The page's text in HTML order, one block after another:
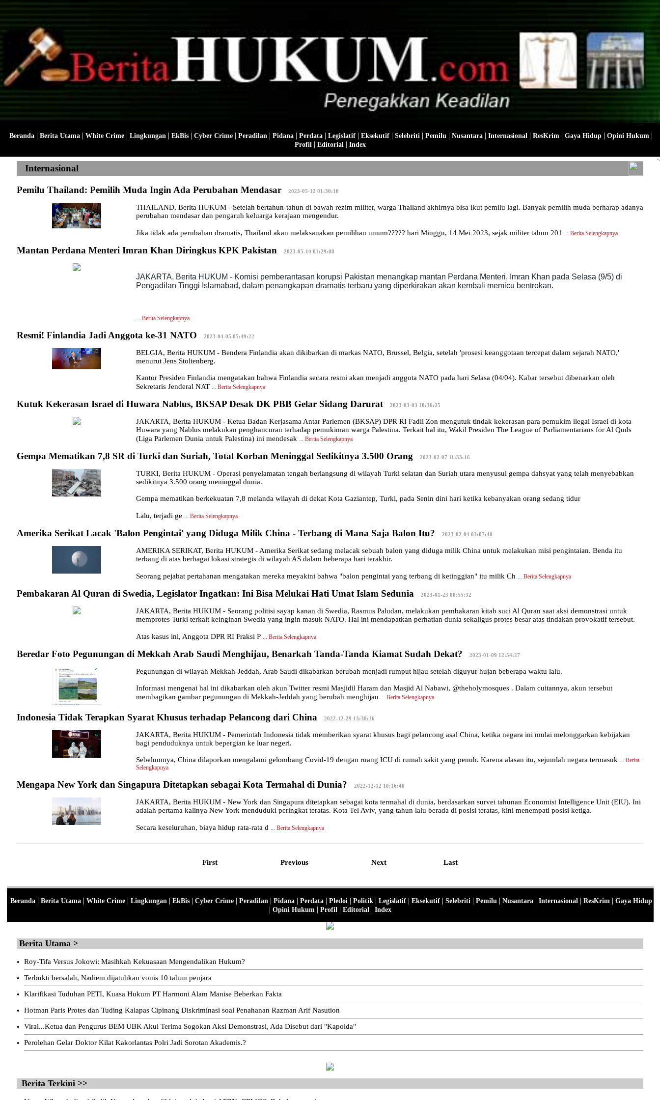
Beranda | Berita Utama | White Crime | Lingkungan | EkBis | Cyber Crime | Peradilan | Pidana | Perdata | Legislatif | Eksekutif | Selebriti | Pemilu | Nusantara | Internasional | ResKrim | Gaya Hidup | Opini Hukum |
Profil | Editorial | Index
Internasional
Pemilu Thailand: Pemilih Muda Ingin Ada Perubahan Mendasar 2023-05-12 01:30:10
THAILAND, Berita HUKUM - Setelah bertahun-tahun di bawah rezim militer, warga Thailand akhirnya bisa ikut pemilu lagi. Banyak pemilih muda berharap adanya
perubahan mendasar dan pengaruh keluarga kerajaan mengendur.
Jika tidak ada perubahan dramatis, Thailand akan melaksanakan pemilihan umum????? hari Minggu, 14 Mei 2023, sejak militer tahun 201 Berita Selengkapnya
Mantan Perdana Menteri Imran Khan Diringkus KPK Pakistan 2023-05-10 01:29:08
JAKARTA, Berita HUKUM - Komisi pemberantasan korupsi Pakistan menangkap mantan Perdana Menteri, Imran Khan pada Selasa (9/5) di
Pengadilan Tinggi Islamabad, dalam penangkapan dramatis terbaru yang diperkirakan akan kembali memicu bentrokan.
Berita Selengkapnya
Resmi! Finlandia Jadi Anggota ke-31 NATO 2023-04-05 05:49:22
BELGIA, Berita HUKUM - Bendera Finlandia akan dikibarkan di markas NATO, Brussel, Belgia, setelah 'prosesi keanggotaan tercepat dalam sejarah NATO,'
menurut Jens Stoltenberg.
Kantor Presiden Finlandia mengatakan bahwa Finlandia secara resmi akan menjadi anggota NATO pada hari Selasa (04/04). Kabar tersebut dibenarkan oleh
Sekretaris Jenderal NAT
Berita Selengkapnya
Kutuk Kekerasan Israel di Huwara Nablus, BKSAP Desak DK PBB Gelar Sidang Darurat 2023-03-03 10:36:25
JAKARTA, Berita HUKUM - Ketua Badan Kerjasama Antar Parlemen (BKSAP) DPR RI Fadli Zon mengutuk tindak kekerasan para pemukim ilegal Israel di kota
Huwara yang Nablus melakukan penghancuran terhadap pemukiman warga Palestina. Terkait hal itu, Wakil Presiden The League of Parliamentarians for Al Quds
(Liga Parlemen Dunia untuk Palestina) ini mendesak
Berita Selengkapnya
Gempa Mematikan 7,8 SR di Turki dan Suriah, Total Korban Meninggal Sedikitnya 3.500 Orang 2023-02-07 11:33:16
TURKI, Berita HUKUM - Operasi penyelamatan tengah berlangsung di wilayah Turki selatan dan Suriah utara menyusul gempa dahsyat yang telah menyebabkan
sedikitnya 3.500 orang meninggal dunia.
Gempa mematikan berkekuatan 7,8 melanda wilayah di dekat Kota Gaziantep, Turki, pada Senin dini hari ketika kebanyakan orang sedang tidur
Lalu, terjadi ge Berita Selengkapnya
Amerika Serikat Lacak 'Balon Pengintai' yang Diduga Milik China - Terbang di Mana Saja Balon Itu? 2023-02-04 03:07:48
AMERIKA SERIKAT, Berita HUKUM - Amerika Serikat sedang melacak sebuah balon yang diduga milik China untuk melakukan misi pengintaian. Benda itu
terbang di atas berbagai lokasi strategis di wilayah AS dalam beberapa hari terakhir.
Seorang pejabat pertahanan mengatakan mereka meyakini bahwa "balon pengintai yang terbang di ketinggian" itu milik Ch Berita Selengkapnya
Pembakaran Al Quran di Swedia, Legislator Ingatkan: Ini Bisa Melukai Hati Umat Islam Sedunia 2023-01-23 00:55:32
JAKARTA, Berita HUKUM - Seorang politisi sayap kanan di Swedia, Rasmus Paludan, melakukan pembakaran kitab suci Al Quran saat aksi demonstrasi untuk
memprotes Turki terkait keinginan Swedia yang ingin masuk NATO. Hal ini mendapatkan perhatian dunia sekaligus protes besar atas tindakan provokatif tersebut.
Atas kasus ini, Anggota DPR RI Fraksi P Berita Selengkapnya
Beredar Foto Pegunungan di Mekkah Arab Saudi Menghijau, Benarkah Tanda-Tanda Kiamat Sudah Dekat? 2023-01-09 12:54:27
Pegunungan di wilayah Mekkah-Jeddah, Arab Saudi dikabarkan berubah menjadi rumput hijau setelah diguyur hujan beberapa waktu lalu.
Informasi mengenai hal ini dikabarkan oleh akun Twitter resmi Masjidil Haram dan Masjid Al Nabawi, @theholymosques . Dalam cuitannya, akun tersebut
membagikan gambar pegunungan di Mekkah-Jeddah yang berubah menghijau
Berita Selengkapnya
Indonesia Tidak Terapkan Syarat Khusus terhadap Pelancong dari China 2022-12-29 13:38:16
JAKARTA, Berita HUKUM - Pemerintah Indonesia tidak memberikan syarat khusus bagi pelancong asal China, ketika negara ini mulai melonggarkan kebijakan
bagi penduduknya untuk bepergian ke luar negeri.
Sebelumnya, China dilaporkan mengalami gelombang Covid-19 dengan ruang ICU di rumah sakit yang penuh. Karena alasan itu, sejumlah negara termasuk
Berita
Selengkapnya
Mengapa New York dan Singapura Ditetapkan sebagai Kota Termahal di Dunia? 2022-12-12 10:16:48
JAKARTA, Berita HUKUM - New York dan Singapura ditetapkan sebagai kota termahal di dunia, berdasarkan survei tahunan Economist Intelligence Unit (EIU). Ini
adalah pertama kalinya New York menduduki peringkat teratas. Kota Tel Aviv, yang tahun lalu berada di posisi teratas, kini menempati posisi ketiga.
Secara keseluruhan, biaya hidup rata-rata d Berita Selengkapnya
First Previous Next Last
Beranda| Berita Utama| White Crime| Lingkungan | EkBis| Cyber Crime| Peradilan | Pidana| Perdata| Pledoi | Politik| Legislatif| Eksekutif| Selebriti | Pemilu | Nusantara| Internasional | ResKrim | Gaya Hidup
| Opini Hukum | Profil | Editorial | Index
Berita Utama >
• Roy-Tifa Versus Jokowi: Masihkah Kekuasaan Mengendalikan Hukum?
• Terbukti bersalah, Nadiem dijatuhkan vonis 10 tahun penjara
• Klarifikasi Tuduhan PETI, Kuasa Hukum PT Harmoni Alam Manise Beberkan Fakta
• Hotman Paris Protes dan Tuding Kalapas Cipinang Diskriminasi soal Penahanan Razman Arif Nasution
• Viral...Ketua dan Pengurus BEM UBK Akui Terima Sogokan Aksi Demonstrasi, Ada Disebut dari "Kapolda"
• Perolehan Gelar Doktor Kilat Kakorlantas Polri Jadi Sorotan Akademis.?
Berita Terkini >>